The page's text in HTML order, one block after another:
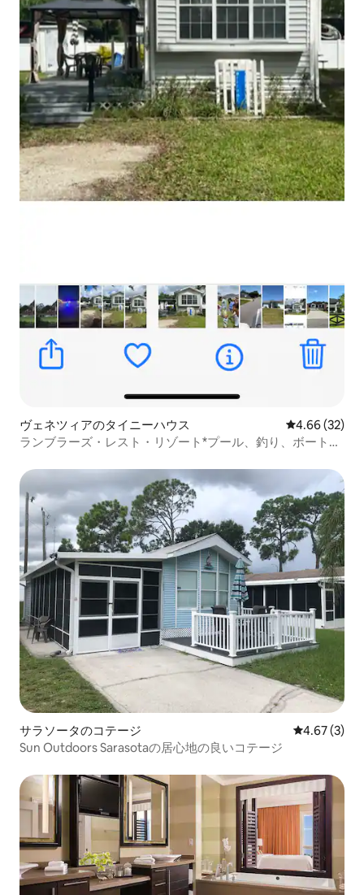
ヴェネツィアのタイニーハウス レビュー32
4.66 (32)
ランブラーズ・レスト・リゾート*プール、釣り、ボート、
サラソータのコテージ レビュー3
4.67 (3)
Sun Outdoors Sarasotaの居心地の良いコテージ